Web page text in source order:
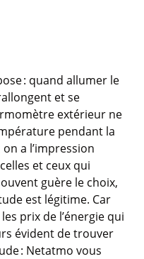
: quand allumer le
et se
extérieur ne
pendant la
on a l’impression
celles et ceux qui
guère le choix,
est légitime. Car
prix de l’énergie qui
évident detrouver
: Netatmo vous